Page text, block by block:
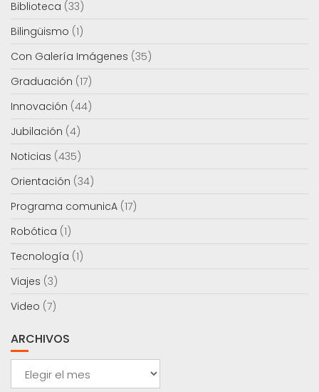
Biblioteca (33)
Bilingüismo (1)
Con Galería Imágenes (35)
Graduación (17)
Innovación (44)
Jubilación (4)
Noticias (435)
Orientación (34)
Programa comunicA (17)
Robótica (1)
Tecnología (1)
Viajes (3)
Video (7)
ARCHIVOS
Archivos